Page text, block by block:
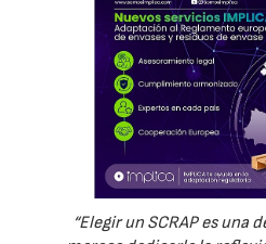
“Elegir un SCRAP es una